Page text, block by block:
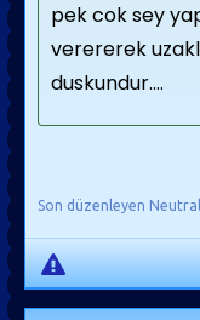
pek cok sey
verererek
duskundur....
Son düzenleyen